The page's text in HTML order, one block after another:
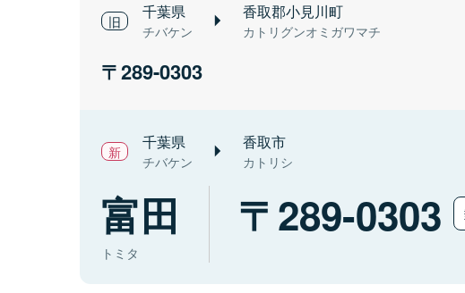
千葉県
チバケン
香取郡小見川町
カトリグンオミガワマチ
289-0303
千葉県
チバケン
香取市
カトリシ
富田
トミタ
289-0303